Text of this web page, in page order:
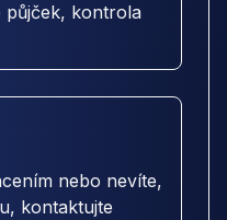
půjček, kontrola
nebo nevíte,
kontaktujte